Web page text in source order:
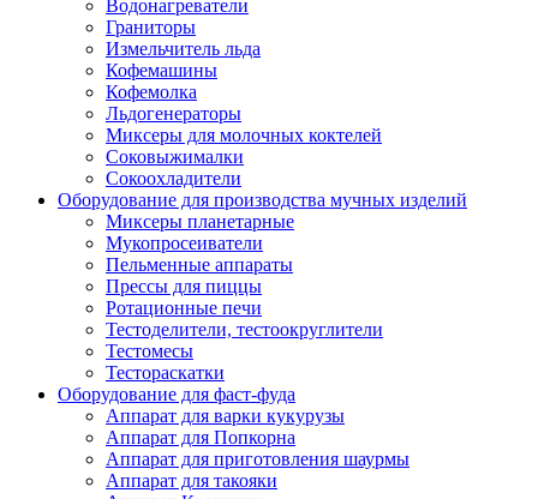
Водонагреватели
Граниторы
Измельчитель льда
Кофемашины
Кофемолка
Льдогенераторы
Миксеры для молочных коктелей
Соковыжималки
Сокоохладители
Оборудование для производства мучных изделий
Миксеры планетарные
Мукопросеиватели
Пельменные аппараты
Прессы для пиццы
Ротационные печи
Тестоделители, тестоокруглители
Тестомесы
Тестораскатки
Оборудование для фаст-фуда
Аппарат для варки кукурузы
Аппарат для Попкорна
Аппарат для приготовления шаурмы
Аппарат для такояки